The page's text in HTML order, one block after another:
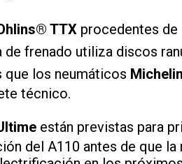
TTX procedentes de
frenado utiliza discos
que los neumáticos
técnico.
están previstas para
del A110 antes de que